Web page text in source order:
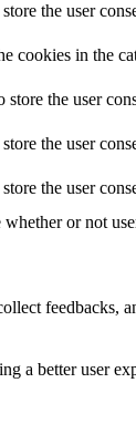
the user
cookies in the
the user
the user
the user
or not
feedbacks,
a better user